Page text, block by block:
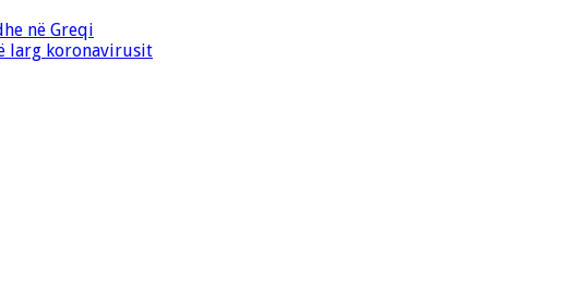
në Greqi
larg koronavirusit